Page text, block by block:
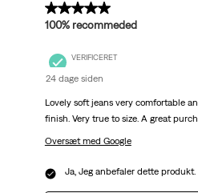
5 ud af 5 stjerner.
100% recommeded
VERIFICERET
24 dage siden
Lovely soft jeans very comfortable
finish. Very true to size. A great
Oversæt med Google
Ja, Jeg anbefaler dette produkt.